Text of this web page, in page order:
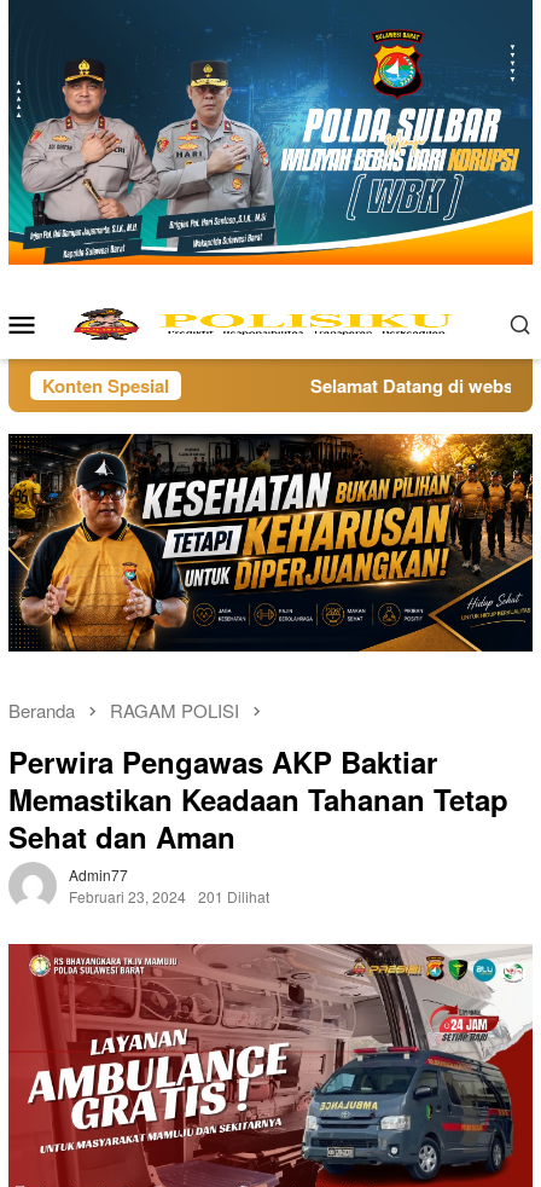
Menu
Mobile
Konten Spesial Selamat Datang di website
Beranda RAGAM POLISI
Perwira Pengawas AKP Baktiar
Memastikan Keadaan Tahanan Tetap
Sehat dan Aman
Admin77
Februari 23, 2024 201 Dilihat